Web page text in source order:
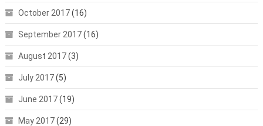
October 2017(16)
September 2017(16)
August 2017(3)
July 2017(5)
June 2017(19)
May 2017(29)